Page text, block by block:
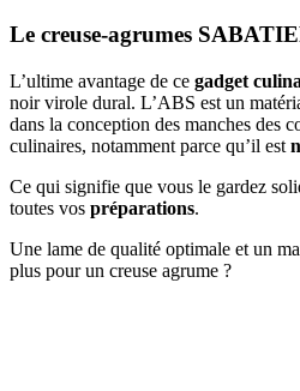
Le creuse-agrumes
L’ultime avantage de ce gadget
noir virole dural. L’ABS est un
dans la conception des manches des
culinaires, notamment parce qu’il est
Ce qui signifie que vous le gardez
toutes vos préparations.
Une lame de qualité optimale et un
plus pour un creuse agrume ?